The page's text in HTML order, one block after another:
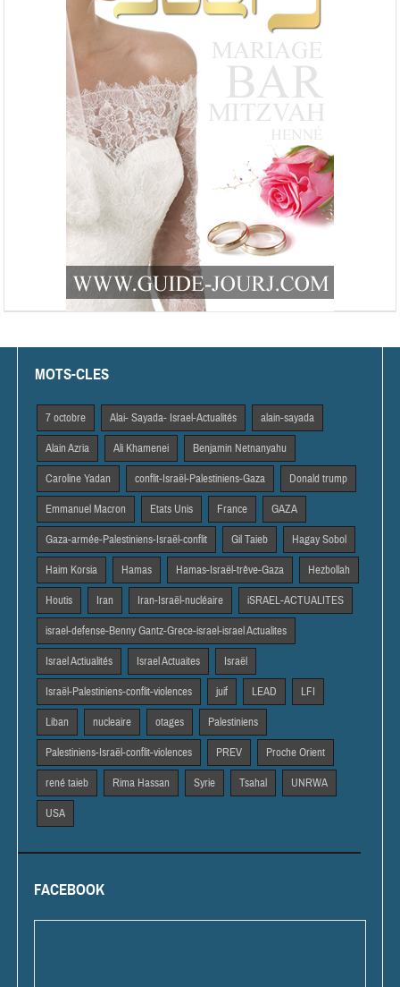
MOTS-CLES
7 octobre Alai- Sayada- Israel-Actualités alain-sayada
Alain Azria Ali Khamenei Benjamin Netnanyahu
Caroline Yadan conflit-Israël-Palestiniens-Gaza Donald trump
Emmanuel Macron Etats Unis France GAZA
Gaza-armée-Palestiniens-Israël-conflit Gil Taieb Hagay Sobol
Haim Korsia Hamas Hamas-Israël-trêve-Gaza Hezbollah
Houtis Iran Iran-Israël-nucléaire iSRAEL-ACTUALITES
israel-defense-Benny Gantz-Grece-israel-israel Actualites
Israel Actiualités Israel Actuaites Israël
Israël-Palestiniens-conflit-violences juif LEAD LFI
Liban nucleaire otages Palestiniens
Palestiniens-Israël-conflit-violences PREV Proche Orient
rené taieb Rima Hassan Syrie Tsahal UNRWA
USA
FACEBOOK